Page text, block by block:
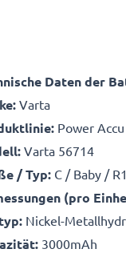
Daten der
Varta
Power Accu
Varta 56714
/ Typ: C / Baby /
(pro
Nickel-
3000mAh